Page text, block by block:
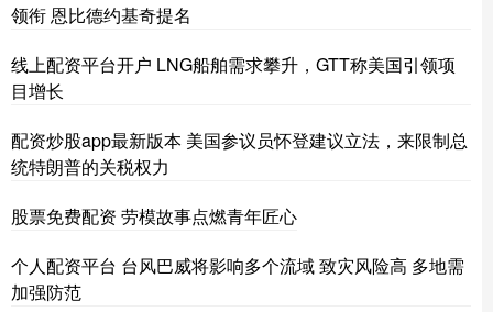
领衔 恩比德约基奇提名
线上配资平台开户 LNG船舶需求攀升，GTT称美国引领项
目增长
配资炒股app最新版本 美国参议员怀登建议立法，来限制总
统特朗普的关税权力
股票免费配资 劳模故事点燃青年匠心
个人配资平台 台风巴威将影响多个流域 致灾风险高 多地需
加强防范